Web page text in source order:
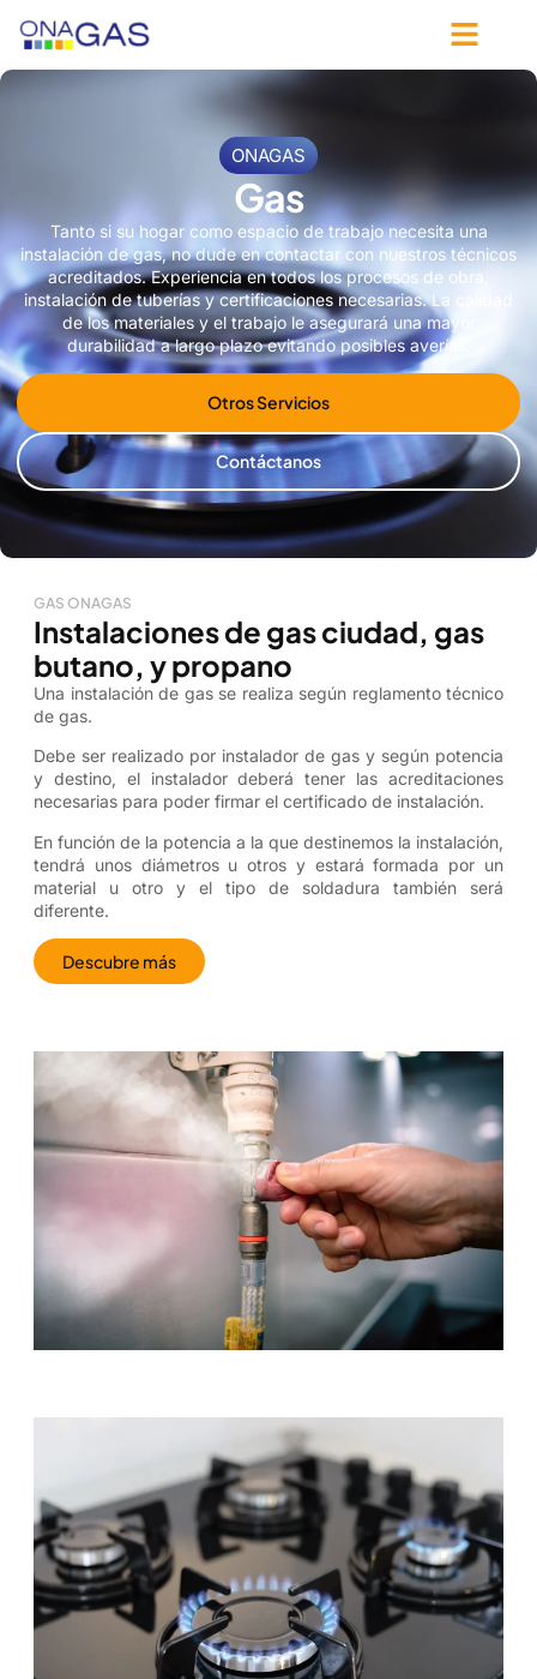
ONAGAS
Gas
Tanto si su hogar como espacio de trabajo necesita una
instalación de gas, no dude en contactar con nuestros técnicos
acreditados. Experiencia en todos los procesos de obra,
instalación de tuberías y certificaciones necesarias. La calidad
de los materiales y el trabajo le asegurará una mayor
durabilidad a largo plazo evitando posibles averías.
Otros Servicios
Contáctanos
GAS ONAGAS
Instalaciones de gas ciudad, gas
butano, y propano
Una instalación de gas se realiza según reglamento técnico
de gas.
Debe ser realizado por instalador de gas y según potencia
y destino, el instalador deberá tener las acreditaciones
necesarias para poder firmar el certificado de instalación.
En función de la potencia a la que destinemos la instalación,
tendrá unos diámetros u otros y estará formada por un
material u otro y el tipo de soldadura también será
diferente.
Descubre más